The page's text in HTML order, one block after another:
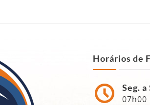
Horários de
Seg. a
07h00